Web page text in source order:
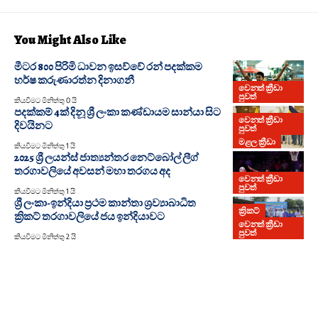
You Might Also Like
වෙනත් ක්‍රීඩා
පුවත්
මීටර 800 පිරිමි ධාවන ඉසව්වේ රන් පදක්කම
හර්ෂ කරුණාරත්න දිනාගනී
කියවීමට මිනිත්තු 0 යි
වෙනත් ක්‍රීඩා
පුවත්
මළල ක්‍රීඩා
පදක්කම් 4ක් දිනූ ශ්‍රී ලංකා කණ්ඩායම සාන්යා සිට
දිවයිනට
කියවීමට මිනිත්තු 1 යි
වෙනත් ක්‍රීඩා
පුවත්
2025 ශ්‍රී ලයන්ස් ජාත්‍යන්තර නෙට්බෝල් ලීග්
තරගාවලියේ අවසන් මහා තරගය අද
කියවීමට මිනිත්තු 1 යි
ක්‍රිකට්
වෙනත් ක්‍රීඩා
පුවත්
ශ්‍රී ලංකා-ඉන්දියා ප්‍රථම කාන්තා ශ්‍රව්‍යාබාධිත
ක්‍රිකට් තරගාවලියේ ජය ඉන්දියාවට
කියවීමට මිනිත්තු 2 යි